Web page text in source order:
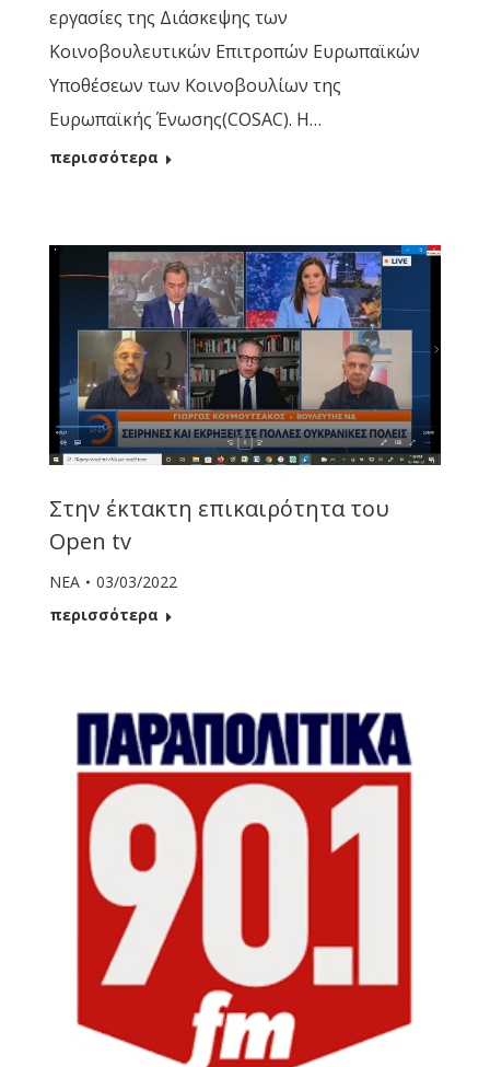
εργασίες της Διάσκεψης των
Κοινοβουλευτικών Επιτροπών Ευρωπαϊκών
Υποθέσεων των Κοινοβουλίων της
Ευρωπαϊκής Ένωσης(COSAC). Η…
περισσότερα
Στην έκτακτη επικαιρότητα του
Open tv
ΝΕΑ
03/03/2022
περισσότερα